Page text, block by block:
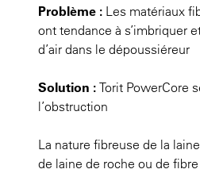
Problème : Les matériaux
ont tendance à s’imbriquer
d’air dans le dépoussiéreur
Solution : Torit PowerCore
l’obstruction
La nature fibreuse de la
de laine de roche ou de